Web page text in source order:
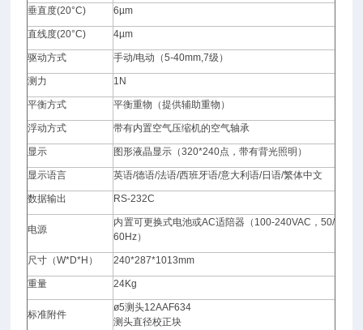
垂直度(20°C) 6µm
直线度(20°C) 4µm
驱动方式 手动/电动（5-40mm,7级）
测力 1N
平衡方式 平衡重物（提供辅助重物）
浮动方式 带有内置空气压缩机的空气轴承
显示 图形液晶显示（320*240点，带有背光照明）
显示语言 英语/德语/法语/西班牙语/意大利语/日语/繁体中文
数据输出 RS-232C
电源
内置可更换式电池或AC适陪器（100-240VAC，50/
60Hz）
尺寸（W*D*H） 240*287*1013mm
重量 24Kg
标准附件
ø5测头12AAF634
测头直径校正块